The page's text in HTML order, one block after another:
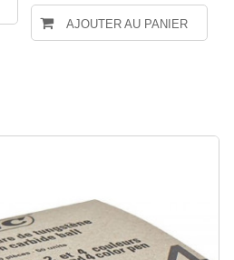
AJOUTER AU PANIER